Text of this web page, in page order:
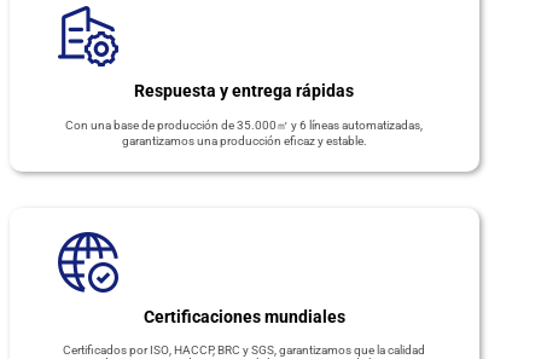
Respuesta y entrega rápidas
Con una base de producción de 35.000㎡ y 6 líneas automatizadas,
garantizamos una producción eficaz y estable.
Certificaciones mundiales
Certificados por ISO, HACCP, BRC y SGS, garantizamos que la calidad